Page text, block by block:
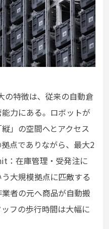
特徴は、従来の自動倉
力にある。ロボットが
」の空間へとアクセス
点でありながら、最大2
：在庫管理・受発注に
大規模拠点に匹敵する
者の元へ商品が自動搬
フの歩行時間は大幅に